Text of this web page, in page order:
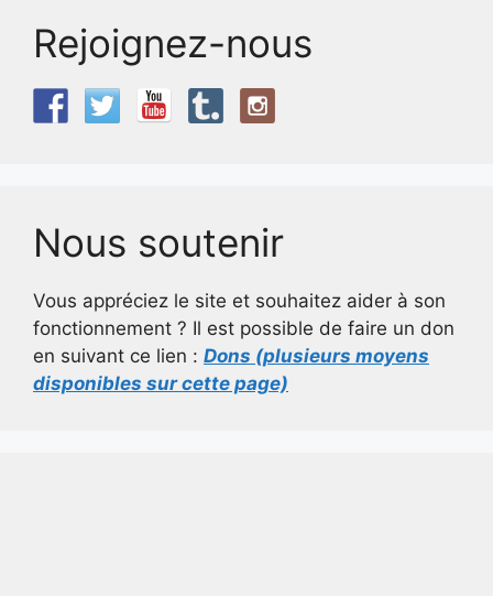
Rejoignez-nous
Nous soutenir
Vous appréciez le site et souhaitez aider à son
fonctionnement ? Il est possible de faire un don
en suivant ce lien : Dons (plusieurs moyens
disponibles sur cette page)